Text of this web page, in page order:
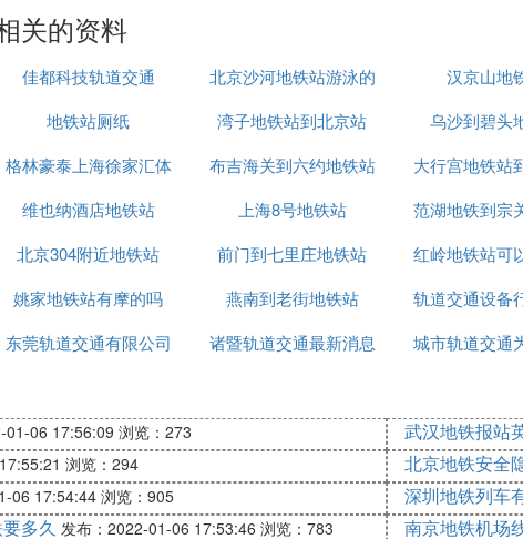
上国家对国企等相关单位的限薪要求，地铁各项待遇相
地工资待遇的高层水平。
：
岗位的安排，能够适应铁路沿线偏远地区、野外作业及长期
色盲色弱，身体健康，符合国家公务员录用健康体检标准
，以防止日后用人单位不合理地调岗和变更工作地点。
员工工资待遇能上七八千吗
高，福利好，工作轻松，不久你会出任ceo，引取白富美
就业后可以挣多少工资
去向，可以在地铁、高铁、游轮上从事工作专
属4千左右
关的资料
佳都科技轨道交通
北京沙河地铁站游泳的
地儿
汉京山地
地铁站厕纸 湾子地铁站到北京站 乌沙到碧头
格林豪泰上海徐家汇体
育馆地铁站贝壳酒店
布吉海关到六约地铁站 大行宫地铁站
维也纳酒店地铁站 上海8号地铁站 范湖地铁到宗
北京304附近地铁站 前门到七里庄地铁站 红岭地铁站可
姚家地铁站有摩的吗 燕南到老街地铁站 轨道交通设备
东莞轨道交通有限公司
诸暨轨道交通最新消息
城市轨道交通
01-06 17:56:09 浏览：273 武汉地铁报站
浏览：294 北京地铁安全
06 17:54:44 浏览：905 深圳地铁列车
多久 发布：2022-01-06 17:53:46 浏览：783 南京地铁机场